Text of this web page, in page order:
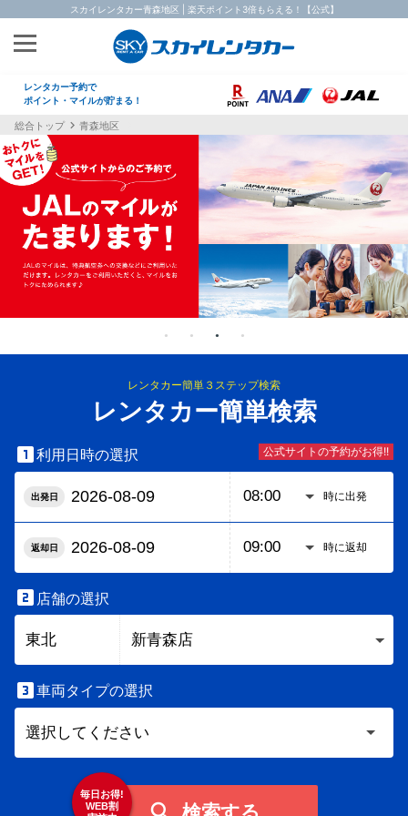
スカイレンタカー青森地区 | 楽天ポイント3倍もらえる！【公式】
レンタカー予約で
ポイント・マイルが貯まる！
総合トップ 青森地区
レンタカー簡単３ステップ検索
レンタカー簡単検索
公式サイトの予約がお得!!
利用日時の選択
出発日 時に出発
返却日 時に返却
 店舗の選択
車両タイプの選択
毎日お得!
WEB割
検索する